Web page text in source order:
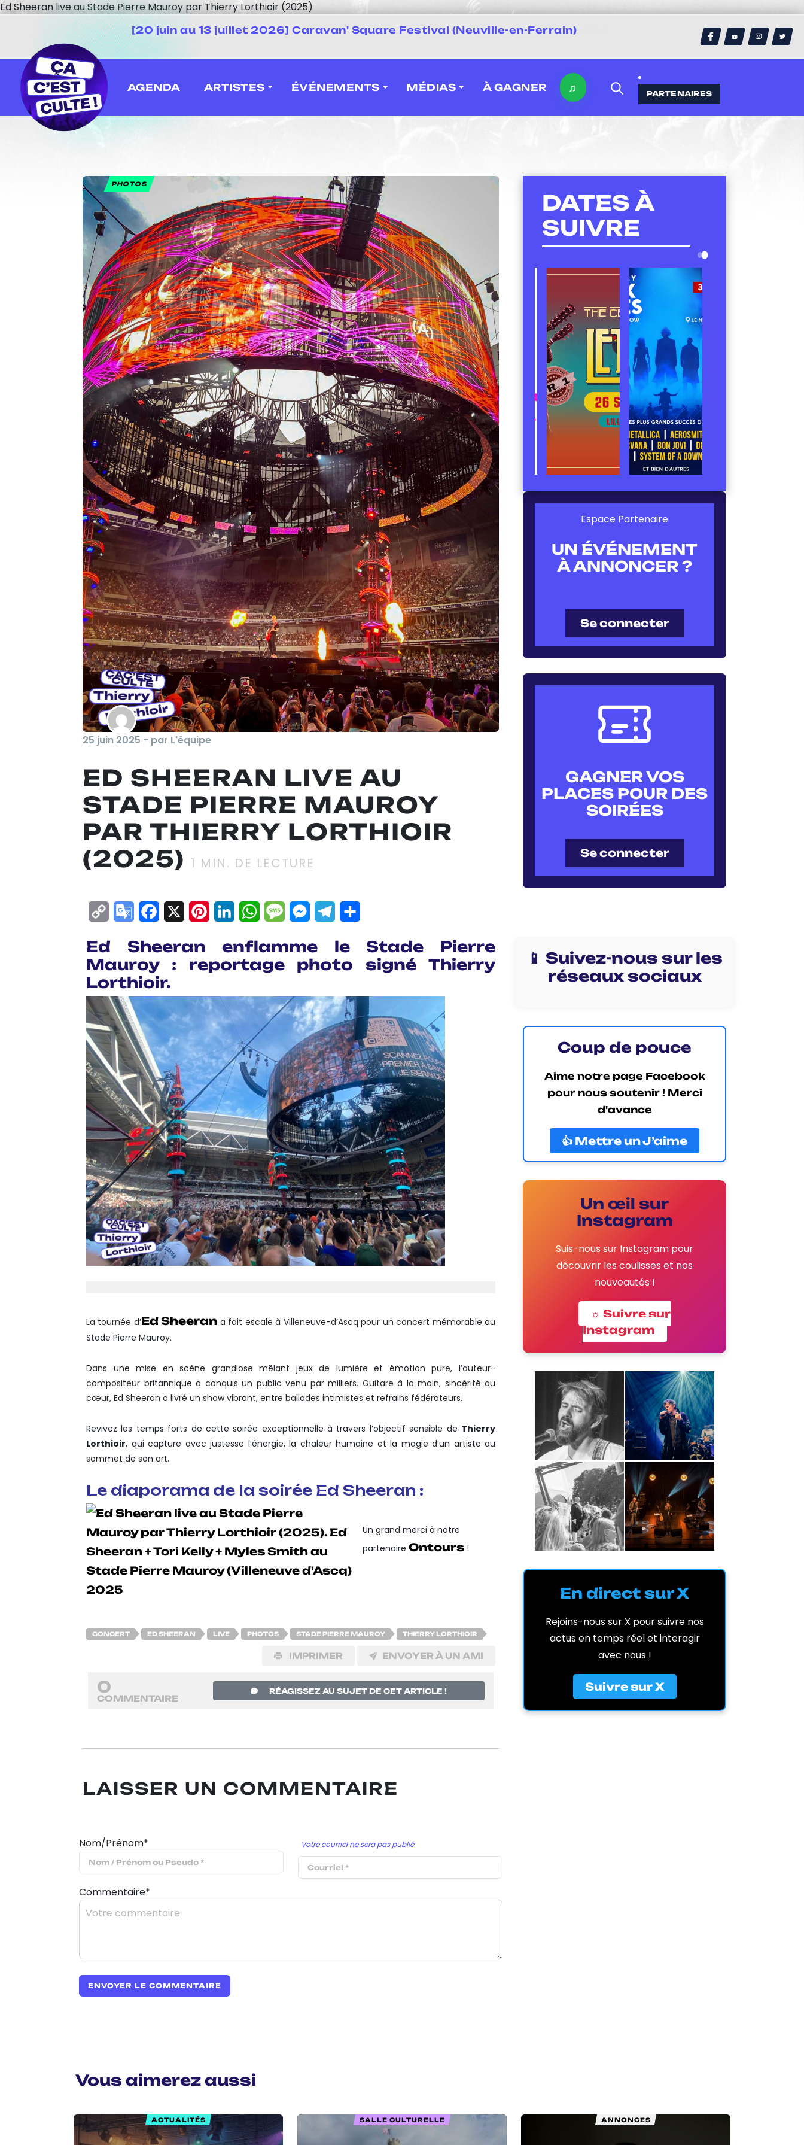
Ed Sheeran live au Stade Pierre Mauroy par Thierry Lorthioir (2025)
[20 juin au 13 juillet 2026] Caravan' Square Festival (Neuville-en-Ferrain)
AGENDA ARTISTES ÉVÉNEMENTS MÉDIAS À GAGNER ♫ PARTENAIRES
PHOTOS
25 juin 2025 - par L'équipe
ED SHEERAN LIVE AU
STADE PIERRE MAUROY
PAR THIERRY LORTHIOIR
(2025) 1 MIN. DE LECTURE
Copy GoogleFacebook
X Pinterest
LinkedInWhatsApp
MessageMessenger
Telegram
Ed Sheeran enflamme le Stade Pierre
Mauroy : reportage photo signé Thierry
Lorthioir.
La tournée d’Ed Sheeran a fait escale à Villeneuve-d’Ascq pour un concert mémorable au
Stade Pierre Mauroy.
Dans une mise en scène grandiose mêlant jeux de lumière et émotion pure, l’auteur-
compositeur britannique a conquis un public venu par milliers. Guitare à la main, sincérité au
cœur, Ed Sheeran a livré un show vibrant, entre ballades intimistes et refrains fédérateurs.
Revivez les temps forts de cette soirée exceptionnelle à travers l’objectif sensible de Thierry
Lorthioir, qui capture avec justesse l’énergie, la chaleur humaine et la magie d’un artiste au
sommet de son art.
Le diaporama de la soirée Ed Sheeran :
Un grand merci à notre
partenaire Ontours !
CONCERT ED SHEERAN LIVE PHOTOS STADE PIERRE MAUROY THIERRY LORTHIOIR
IMPRIMER ENVOYER À UN AMI
0
COMMENTAIRE
RÉAGISSEZ AU SUJET DE CET ARTICLE !
LAISSER UN COMMENTAIRE
Nom/Prénom* Votre courriel ne sera pas publié
Commentaire*
DATES À
SUIVRE
Espace Partenaire
UN ÉVÉNEMENT
À ANNONCER ?
Se connecter
GAGNER VOS
PLACES POUR DES
SOIRÉES
Se connecter
📱 Suivez-nous sur les
réseaux sociaux
Coup de pouce
Aime notre page Facebook
pour nous soutenir ! Merci
d'avance
👍 Mettre un J’aime
Un œil sur
Instagram
Suis-nous sur Instagram pour
découvrir les coulisses et nos
nouveautés !
☼ Suivre sur
Instagram
En direct sur X
Rejoins-nous sur X pour suivre nos
actus en temps réel et interagir
avec nous !
Suivre sur X
Vous aimerez aussi
ACTUALITÉS SALLE CULTURELLE ANNONCES